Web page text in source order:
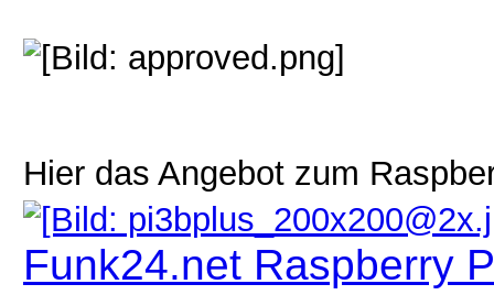
Hier das Angebot zum
Funk24.net Raspberry